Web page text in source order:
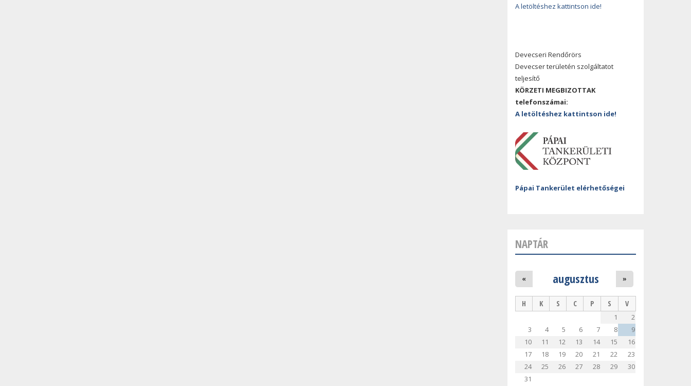
A letöltéshez kattintson ide!
Devecseri Rendőrörs
Devecser területén szolgáltatot
teljesítő
KÖRZETI MEGBIZOTTAK
telefonszámai:
A letöltéshez kattintson ide!
Pápai Tankerület elérhetőségei
NAPTÁR
augusztus
« »
H K S C P S V
1
2
3
4 5 6 7 8
9
10
11 12 13 14 15
16
17
18 19 20 21 22
23
24
25 26 27 28 29
30
31